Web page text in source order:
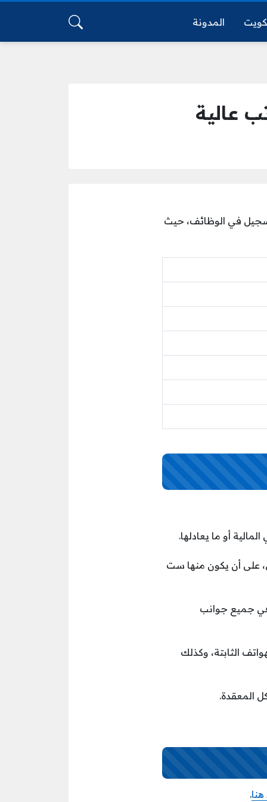
المدونة
عالية
في الوظائف، حيث
أو ما يعادلها.
على أن يكون منها ست
في جميع جوانب
الثابتة، وكذلك
المعقدة.
.